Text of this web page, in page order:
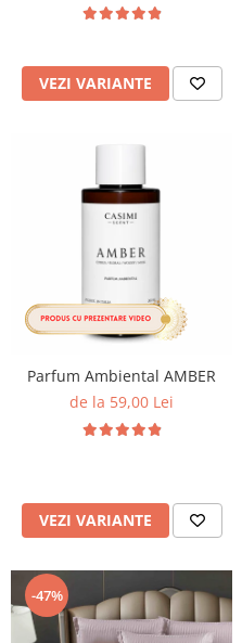
VEZI VARIANTE
Parfum Ambiental AMBER
de la 59,00 Lei
VEZI VARIANTE
-47%